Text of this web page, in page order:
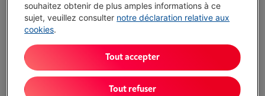
Livraison gratuite, 7 jours sur 7
Radios internet Pure - Les articles les plus
populaires
souhaitez obtenir de plus amples informations à ce
sujet, veuillez consulter notre déclaration relative aux
cookies.
Tout refuser
Tout accepter